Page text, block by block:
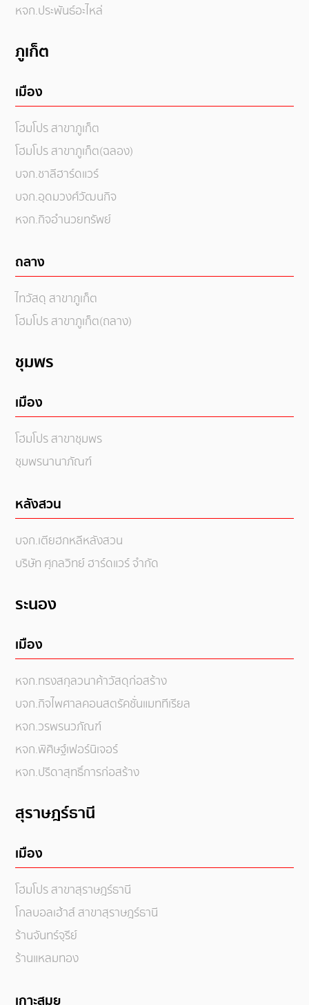
หจก.ประพันธ์อะไหล่
ภูเก็ต
เมือง
โฮมโปร สาขาภูเก็ต
โฮมโปร สาขาภูเก็ต(ฉลอง)
บจก.ชาลีฮาร์ดแวร์
บจก.อุดมวงศ์วัฒนกิจ
หจก.กิจอำนวยทรัพย์
ถลาง
ไทวัสดุ สาขาภูเก็ต
โฮมโปร สาขาภูเก็ต(ถลาง)
ชุมพร
เมือง
โฮมโปร สาขาชุมพร
ชุมพรนานาภัณฑ์
หลังสวน
บจก.เตียฮกหลีหลังสวน
บริษัท ศุกลวิทย์ ฮาร์ดแวร์ จำกัด
ระนอง
เมือง
หจก.ทรงสกุลวนาค้าวัสดุก่อสร้าง
บจก.กิจไพศาลคอนสตรัคชั่นแมททีเรียล
หจก.วรพรนวภัณฑ์
หจก.พิศิษฐ์เฟอร์นิเจอร์
หจก.ปรีดาสุทธิ์การก่อสร้าง
สุราษฎร์ธานี
เมือง
โฮมโปร สาขาสุราษฎร์ธานี
โกลบอลเฮ้าส์ สาขาสุราษฎร์ธานี
ร้านจันทร์จุรีย์
ร้านแหลมทอง
เกาะสมุย